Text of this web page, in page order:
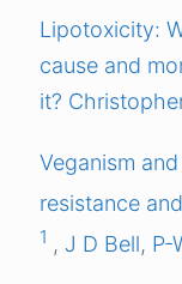
Lipotoxicity:
cause and
it?
Veganism
resistance
1 , J D Bell, P-